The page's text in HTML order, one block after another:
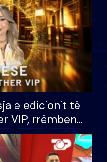
e edicionit të
VIP, rrëmben
100 mijë eurosh